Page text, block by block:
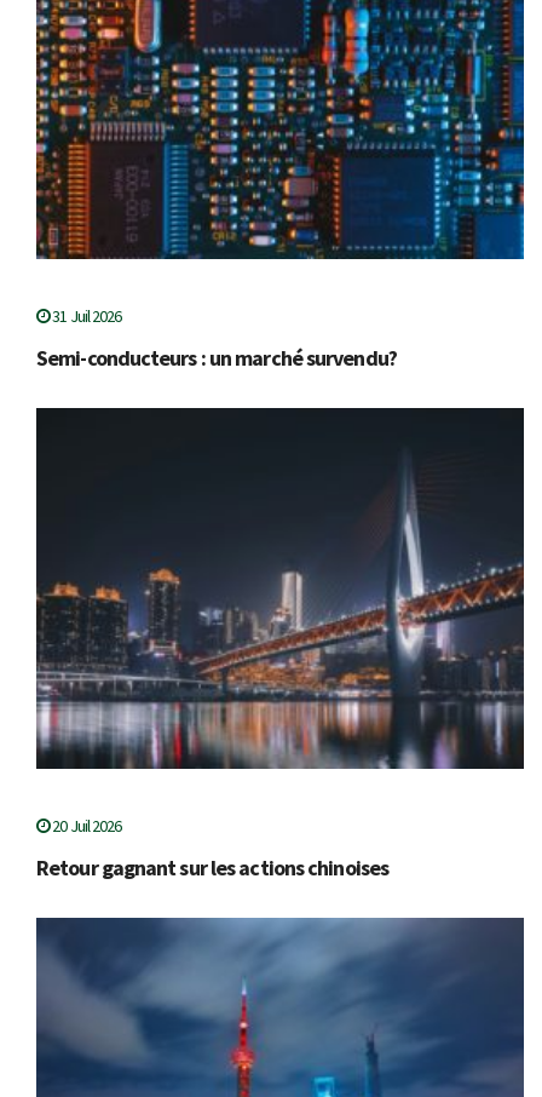
31 Juil 2026
Semi-conducteurs : un marché survendu?
20 Juil 2026
Retour gagnant sur les actions chinoises